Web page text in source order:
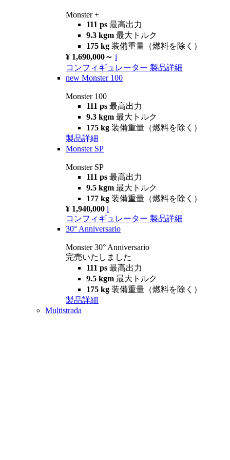
Monster +
111 ps 最高出力
9.3 kgm 最大トルク
175 kg 装備重量（燃料を除く）
¥ 1,690,000～ i
コンフィギュレーター 製品詳細
new Monster 100
Monster 100
111 ps 最高出力
9.3 kgm 最大トルク
175 kg 装備重量（燃料を除く）
製品詳細
Monster SP
Monster SP
111 ps 最高出力
9.5 kgm 最大トルク
177 kg 装備重量（燃料を除く）
¥ 1,940,000 i
コンフィギュレーター 製品詳細
30° Anniversario
Monster 30° Anniversario
完売いたしました
111 ps 最高出力
9.5 kgm 最大トルク
175 kg 装備重量（燃料を除く）
製品詳細
Multistrada